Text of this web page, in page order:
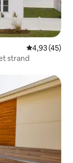
Gemiddelde
4,93 (45)
strand